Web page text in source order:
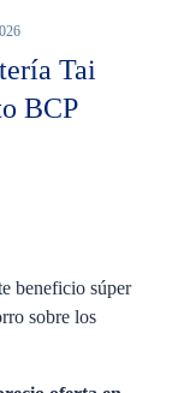
Tai
BCP
beneficio súper
sobre los